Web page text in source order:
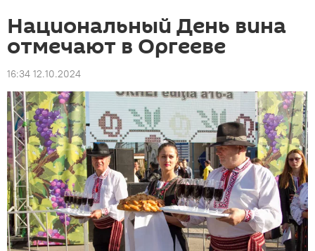
Национальный День вина
отмечают в Оргееве
16:34 12.10.2024